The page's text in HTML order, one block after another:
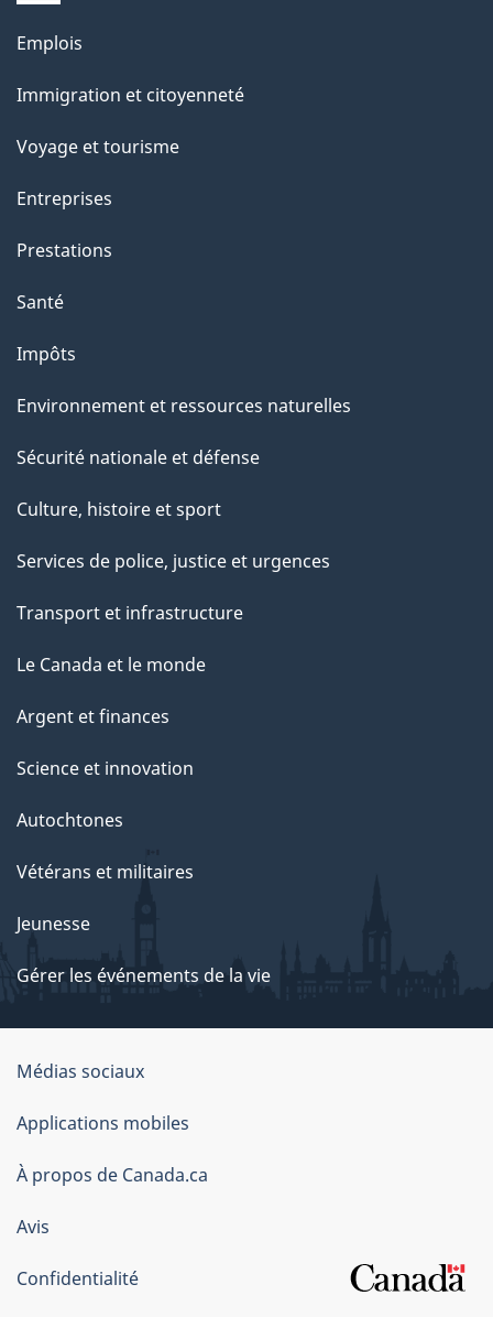
g
e
Thèmes
sujets
Emplois
Immigration et citoyenneté
Voyage et tourisme
Entreprises
Prestations
Santé
Impôts
Environnement et ressources naturelles
Sécurité nationale et défense
Culture, histoire et sport
Services de police, justice et urgences
Transport et infrastructure
Le Canada et le monde
Argent et finances
Science et innovation
Autochtones
Vétérans et militaires
Jeunesse
Gérer les événements de la vie
Organisation
du
gouvernement
du
Canada
Médias sociaux
Applications mobiles
À propos de Canada.ca
Avis
Confidentialité